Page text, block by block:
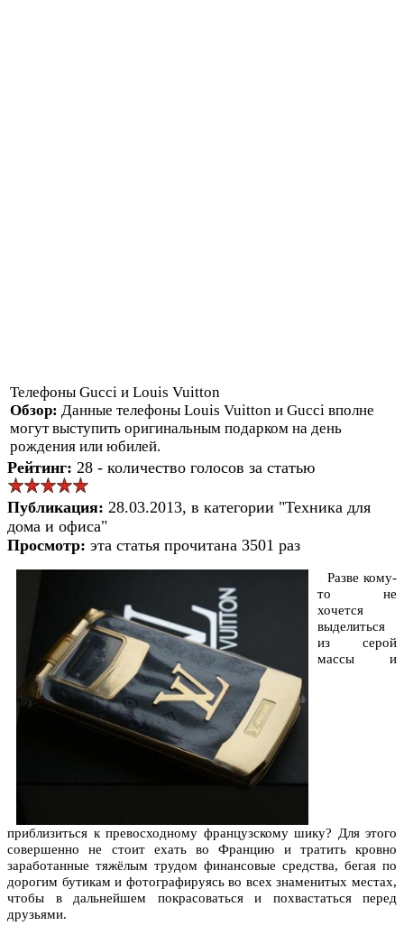
Телефоны Gucci и Louis Vuitton
Обзор: Данные телефоны Louis Vuitton и Gucci вполне
могут выступить оригинальным подарком на день
рождения или юбилей.
Рейтинг: 28 - количество голосов за статью
Публикация: 28.03.2013, в категории "Техника для
дома и офиса"
Просмотр: эта статья прочитана 3501 раз
Разве кому-
то не
хочется
выделиться
из серой
массы и
приблизиться к превосходному французскому шику? Для этого
совершенно не стоит ехать во Францию и тратить кровно
заработанные тяжёлым трудом финансовые средства, бегая по
дорогим бутикам и фотографируясь во всех знаменитых местах,
чтобы в дальнейшем покрасоваться и похвастаться перед
друзьями.